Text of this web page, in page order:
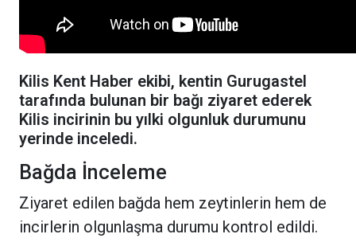
Kilis Kent Haber ekibi, kentin Gurugastel
tarafında bulunan bir bağı ziyaret ederek
Kilis incirinin bu yılki olgunluk durumunu
yerinde inceledi.
Bağda İnceleme
Ziyaret edilen bağda hem zeytinlerin hem de
incirlerin olgunlaşma durumu kontrol edildi.